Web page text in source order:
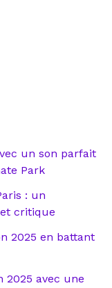
un son parfait
Park
: un
critique
2025 en battant
2025 avec une